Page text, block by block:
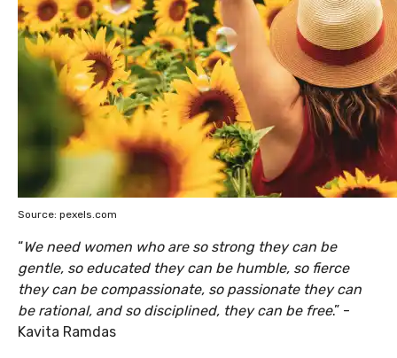
Source: pexels.com
“We need women who are so strong they can be
gentle, so educated they can be humble, so fierce
they can be compassionate, so passionate they can
be rational, and so disciplined, they can be free.” -
Kavita Ramdas